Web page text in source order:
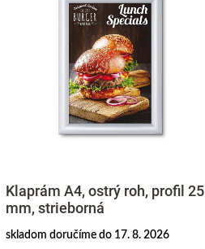
Klaprám A4, ostrý roh, profil 25
mm, strieborná
skladom doručíme do 17. 8. 2026